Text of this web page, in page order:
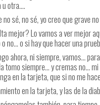
u otra….
sé, no sé, yo creo que grave
mejor? Lo vamos a ver mejor
no… o si hay que hacer una
ahora, ni siempre, vamos…
tomo siempre… y cremas no…
en la tarjeta, que si no me
en la tarjeta, y las de la